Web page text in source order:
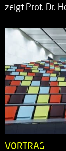
zeigt Prof. Dr.
VORTRAG